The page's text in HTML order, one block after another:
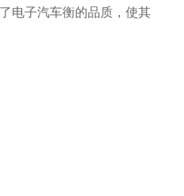
电子汽车衡的品质，使其